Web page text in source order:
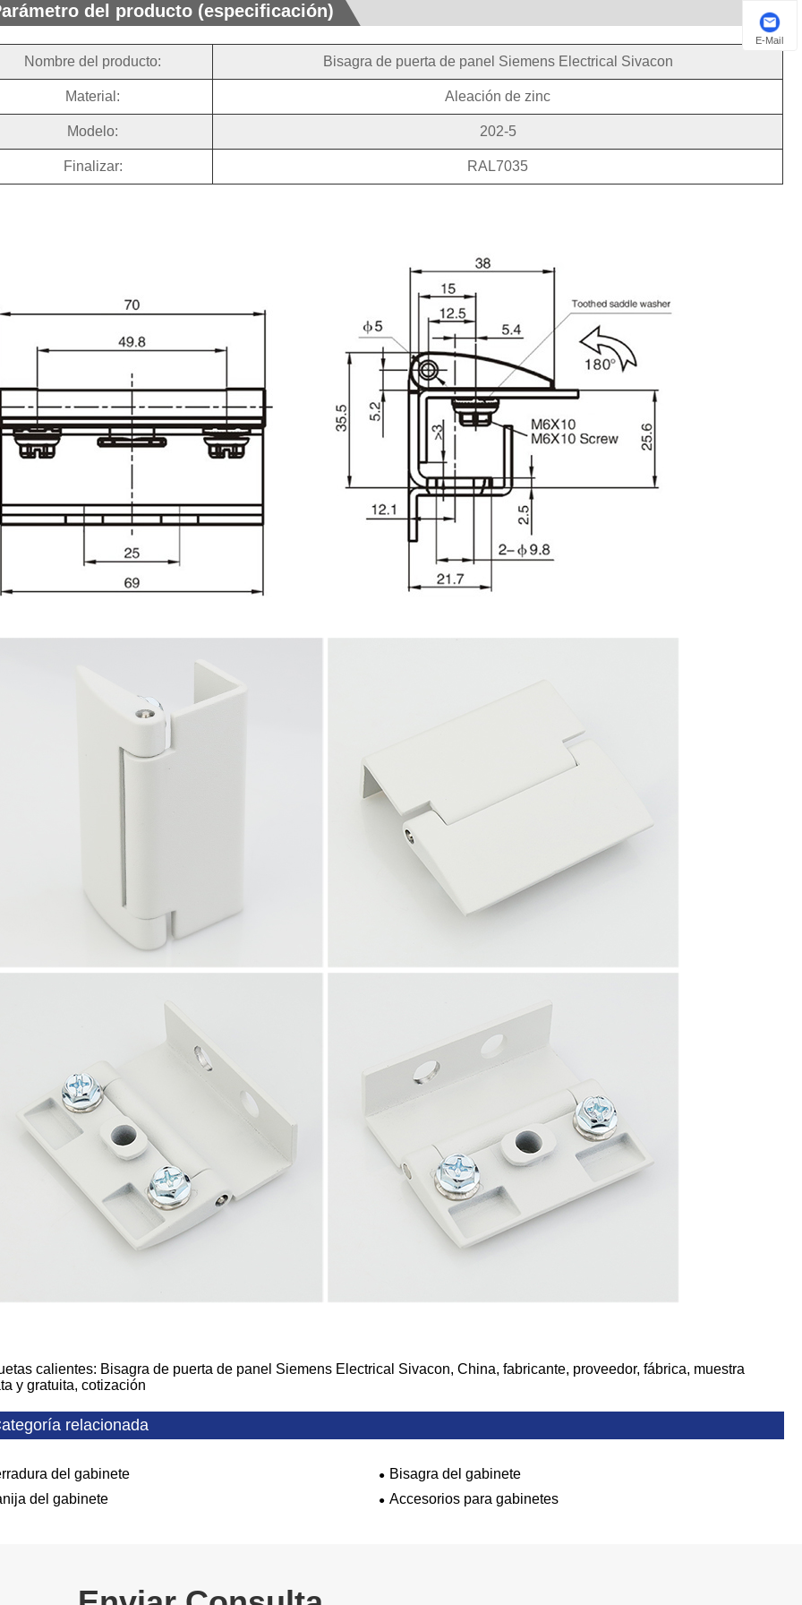
del producto (especificación)
Nombre del producto: Bisagra de puerta de panel Siemens Electrical Sivacon
Material: Aleación de zinc
Modelo: 202-5
Finalizar: RAL7035
calientes: Bisagra de puerta de panel Siemens Electrical Sivacon, China, fabricante, proveedor, fábrica, muestra
y gratuita, cotización
relacionada
del gabinete
Bisagra del gabinete
del gabinete
Accesorios para gabinetes
E-Mail